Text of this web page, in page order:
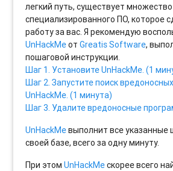
легкий путь, существует множество
специализированного ПО, которое
работу за вас. Я рекомендую
UnHackMeотGreatis Software,
пошаговой инструкции.
Шаг 1. Установите UnHackMe. (1
Шаг 2. Запустите поиск
UnHackMe. (1 минута)
Шаг 3. Удалите вредоносные
UnHackMeвыполнит все указанные
своей базе, всего за одну минуту.
При этомUnHackMeскорее всего